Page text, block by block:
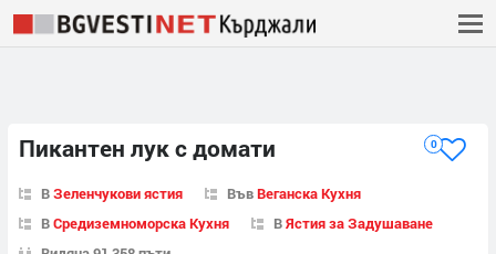
Пикантен лук с домати 0
ВЗеленчукови ястия ВъвВеганска Кухня
ВСредиземноморска Кухня ВЯстия за Задушаване